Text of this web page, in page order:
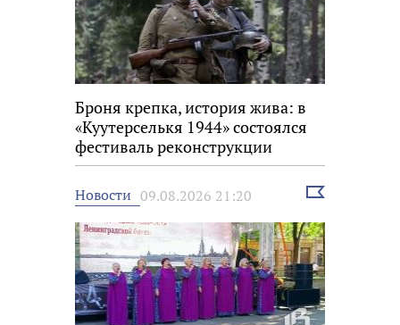
Броня крепка, история жива: в
«Куутерселькя 1944» состоялся
фестиваль реконструкции
Новости 09.08.2026 21:20
Выбрать